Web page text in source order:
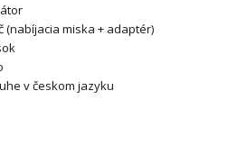
(nabíjacia miska + adaptér)
v českom jazyku